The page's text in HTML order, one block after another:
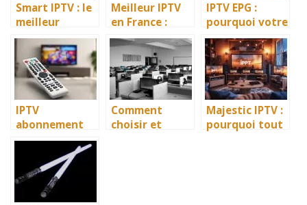
Smart IPTV : le
meilleur
abonnement
IPTV premium
en France en
2026
Meilleur IPTV
en France :
Guide Complet
pour Choisir le
Service Idéal
IPTV EPG :
pourquoi votre
guide TV
numérique
change tout
IPTV
abonnement
prix Tunisie :
arrête de payer
trop cher en
2026
Comment
choisir et
Majestic IPTV :
pourquoi tout